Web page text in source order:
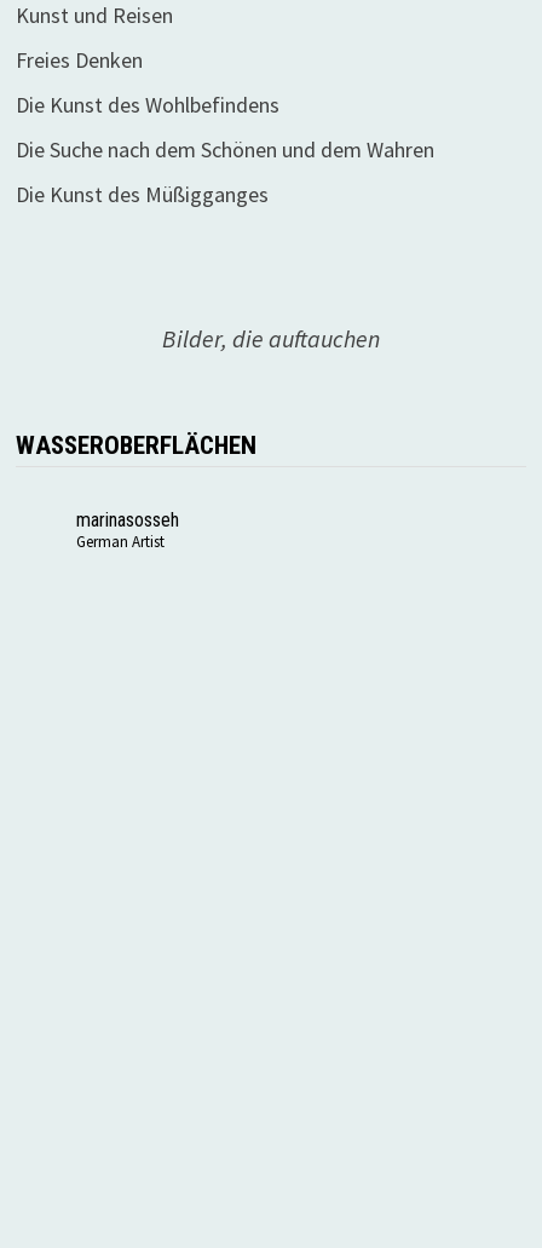
Kunst und Reisen
Freies Denken
Die Kunst des Wohlbefindens
Die Suche nach dem Schönen und dem Wahren
Die Kunst des Müßigganges
Bilder, die auftauchen
WASSEROBERFLÄCHEN
marinasosseh
German Artist